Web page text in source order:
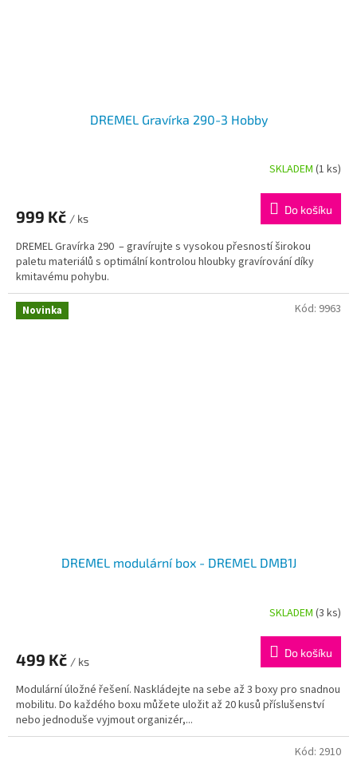
DREMEL Gravírka 290-3 Hobby
je
z
5
hvězdiček.
SKLADEM(1 ks)
999 Kč / ks
Do košíku
DREMEL Gravírka 290 – gravírujte s vysokou přesností širokou
paletu materiálů s optimální kontrolou hloubky gravírování díky
kmitavému pohybu.
Novinka
DREMEL modulární box - DREMEL DMB1J
SKLADEM (3 ks)
499 Kč / ks
Do košíku
Modulární úložné řešení. Naskládejte na sebe až 3 boxy pro snadnou
mobilitu. Do každého boxu můžete uložit až 20 kusů příslušenství
nebo jednoduše vyjmout organizér,...
Kód: 9963
Kód: 2910